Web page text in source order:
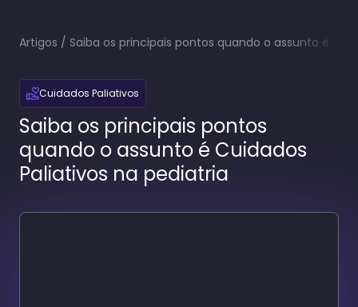
Artigos / Saiba os principais pontos quando o assunto é
Cuidados Paliativos
Saiba os principais pontos
quando o assunto é Cuidados
Paliativos na pediatria